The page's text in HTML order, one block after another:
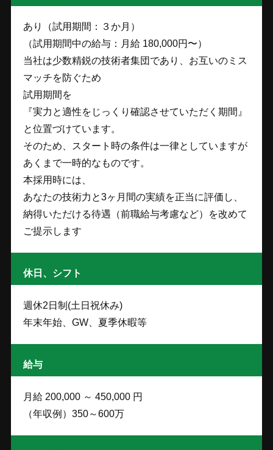
あり（試用期間：３か月）
（試用期間中の給与：月給 180,000円〜）
当社は少数精鋭の技術者集団であり、お互いのミス
マッチを防ぐため
試用期間を
『実力と適性をじっくり確認させていただく期間』
と位置づけています。
そのため、スタート時の条件は一律としていますが
あくまで一時的なものです。
本採用時には、
あなたの技術力と3ヶ月間の実績を正当に評価し、
納得いただける待遇（前職給与考慮など）を改めて
ご提示します
休日、シフト
週休2日制(土日祝休み)
年末年始、GW、夏季休暇等
給与
月給 200,000 ～ 450,000 円
（年収例）350～600万